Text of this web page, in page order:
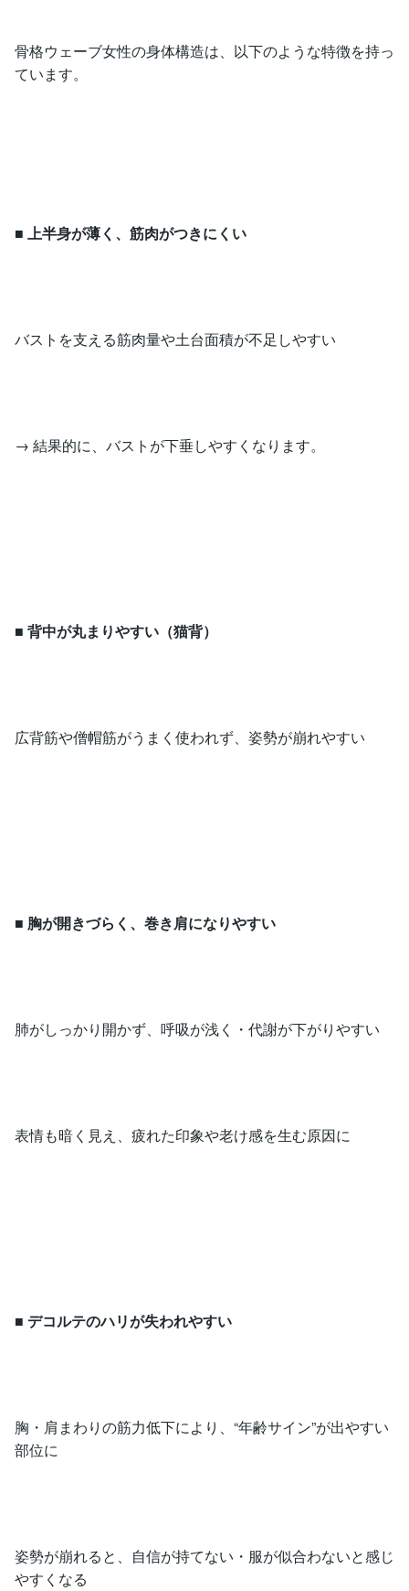
骨格ウェーブ女性の身体構造は、以下のような特徴を持っ
ています。
■ 上半身が薄く、筋肉がつきにくい
バストを支える筋肉量や土台面積が不足しやすい
→ 結果的に、バストが下垂しやすくなります。
■ 背中が丸まりやすい（猫背）
広背筋や僧帽筋がうまく使われず、姿勢が崩れやすい
■ 胸が開きづらく、巻き肩になりやすい
肺がしっかり開かず、呼吸が浅く・代謝が下がりやすい
表情も暗く見え、疲れた印象や老け感を生む原因に
■ デコルテのハリが失われやすい
胸・肩まわりの筋力低下により、“年齢サイン”が出やすい
部位に
姿勢が崩れると、自信が持てない・服が似合わないと感じ
やすくなる